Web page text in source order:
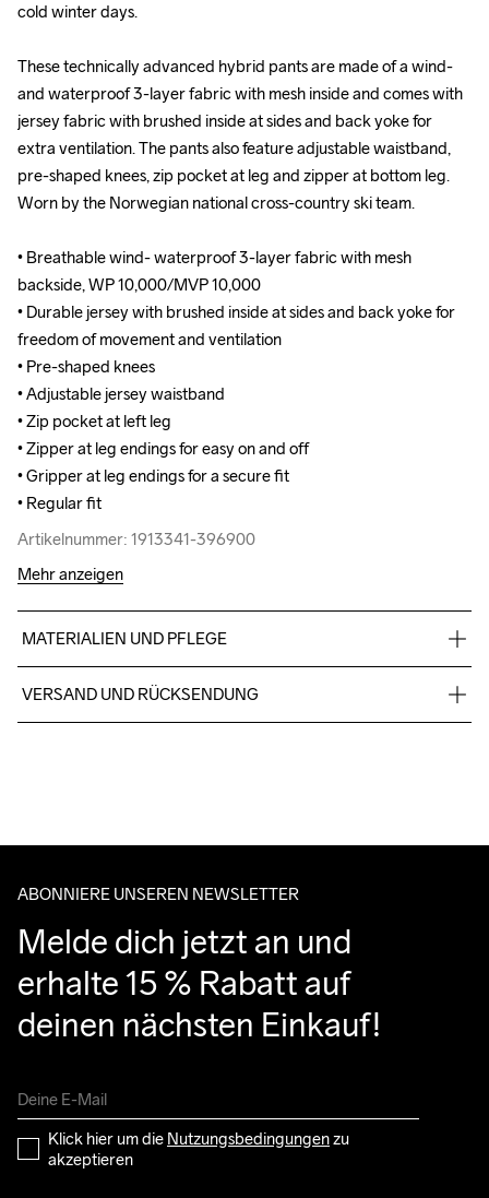
cold winter days.
These technically advanced hybrid pants are made of a wind-
and waterproof 3-layer fabric with mesh inside and comes with
jersey fabric with brushed inside at sides and back yoke for
extra ventilation. The pants also feature adjustable waistband,
pre-shaped knees, zip pocket at leg and zipper at bottom leg.
Worn by the Norwegian national cross-country ski team.
• Breathable wind- waterproof 3-layer fabric with mesh
backside, WP 10,000/MVP 10,000
• Durable jersey with brushed inside at sides and back yoke for
freedom of movement and ventilation
• Pre-shaped knees
• Adjustable jersey waistband
• Zip pocket at left leg
• Zipper at leg endings for easy on and off
• Gripper at leg endings for a secure fit
• Regular fit
Artikelnummer: 1913341-396900
cold winter days.
These technically advanced hybrid pants are made of a wind-
and waterproof 3-layer fabric with mesh inside and comes with
jersey fabric with brushed inside at sides and back yoke for
extra ventilation. The pants also feature adjustable waistband,
pre-shaped knees, zip pocket at leg and zipper at bottom leg.
Worn by the Norwegian national cross-country ski team.
• Breathable wind- waterproof 3-layer fabric with mesh
backside, WP 10,000/MVP 10,000
• Durable jersey with brushed inside at sides and back yoke for
freedom of movement and ventilation
• Pre-shaped knees
• Adjustable jersey waistband
• Zip pocket at left leg
• Zipper at leg endings for easy on and off
• Gripper at leg endings for a secure fit
• Regular fit
Artikelnummer: 1913341-396900
Mehr anzeigen
MATERIALIEN UND PFLEGE
Body: Face 100% polyester-recycled Mid 100% polyurethane
Back 100% polyester Upper back body: 93% polyester-
VERSAND UND RÜCKSENDUNG
entgegennehmen kannst.
ABONNIERE UNSEREN NEWSLETTER
Melde dich jetzt an und
erhalte 15 % Rabatt auf
deinen nächsten Einkauf!
Klick hier um die Nutzungsbedingungen zu
akzeptieren